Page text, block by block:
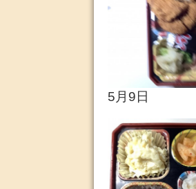
5月9日